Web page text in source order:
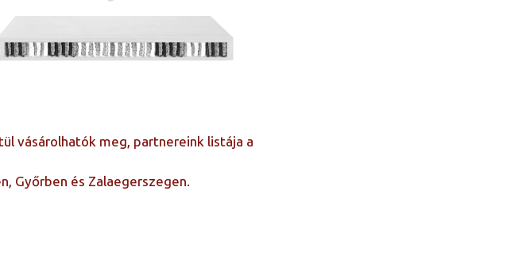
vásárolhatók meg, partnereink listája a
Győrben és Zalaegerszegen.